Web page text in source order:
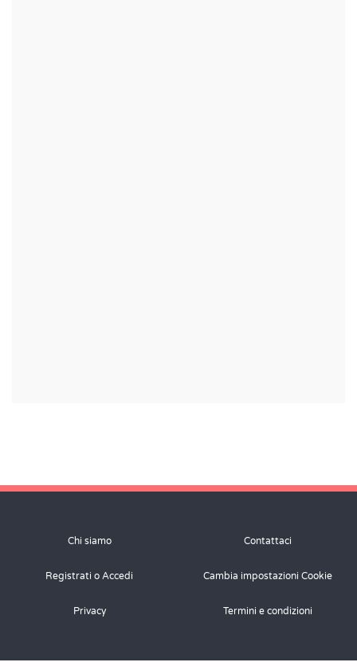
Chi siamo Contattaci
Registrati o Accedi Cambia impostazioni Cookie
Privacy Termini e condizioni